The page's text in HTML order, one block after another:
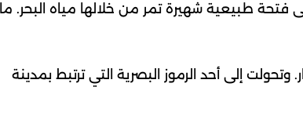
طبيعية شهيرة تمر من خلالها مياه البحر. ما
إلى أحد الرموز البصرية التي ترتبط بمدينة